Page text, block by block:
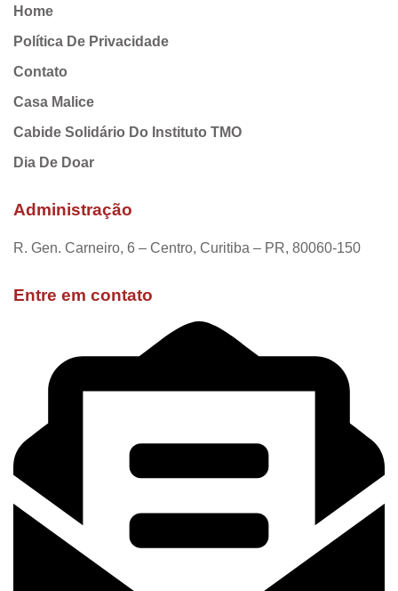
Home
Política De Privacidade
Contato
Casa Malice
Cabide Solidário Do Instituto TMO
Dia De Doar
Administração
R. Gen. Carneiro, 6 – Centro, Curitiba – PR, 80060-150
Entre em contato